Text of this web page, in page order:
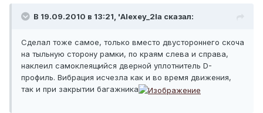
В 19.09.2010 в 13:21, 'Alexey_2la сказал:
Сделал тоже самое, только вместо двустороннего скоча
на тыльную сторону рамки, по краям слева и справа,
наклеил самоклеящийся дверной уплотнитель D-
профиль. Вибрация исчезла как и во время движения,
так и при закрытии багажника